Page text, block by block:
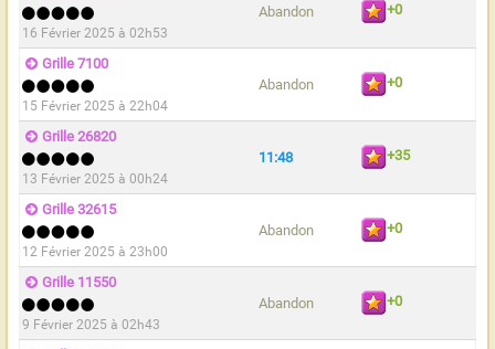
16 Février 2025 à 02h53
Abandon +0
Grille 7100
15 Février 2025 à 22h04
Abandon +0
Grille 26820
13 Février 2025 à 00h24
11:48 +35
Grille 32615
12 Février 2025 à 23h00
Abandon +0
Grille 11550
9 Février 2025 à 02h43
Abandon +0